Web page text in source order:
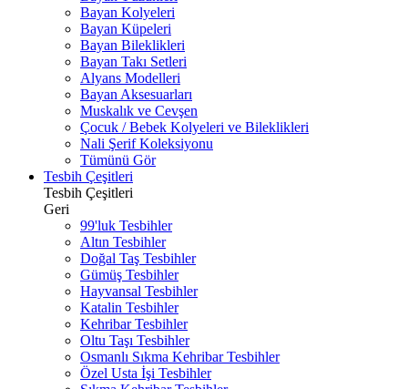
Bayan Kolyeleri
Bayan Küpeleri
Bayan Bileklikleri
Bayan Takı Setleri
Alyans Modelleri
Bayan Aksesuarları
Muskalık ve Cevşen
Çocuk / Bebek Kolyeleri ve Bileklikleri
Nali Şerif Koleksiyonu
Tümünü Gör
Tesbih Çeşitleri
Tesbih Çeşitleri
Geri
99'luk Tesbihler
Altın Tesbihler
Doğal Taş Tesbihler
Gümüş Tesbihler
Hayvansal Tesbihler
Katalin Tesbihler
Kehribar Tesbihler
Oltu Taşı Tesbihler
Osmanlı Sıkma Kehribar Tesbihler
Özel Usta İşi Tesbihler